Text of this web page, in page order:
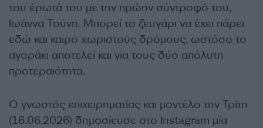
του έρωτά του με την πρώην σύντροφό του,
Ιωάννα Τούνη. Μπορεί το ζευγάρι να έχει πάρει
εδώ και καιρό χωριστούς δρόμους, ωστόσο το
αγοράκι αποτελεί και για τους δύο απόλυτη
προτεραιότητα.
Ο γνωστός επιχειρηματίας και μοντέλο την Τρίτη
(16.06.2026) δημοσίευσε στο Instagram μία